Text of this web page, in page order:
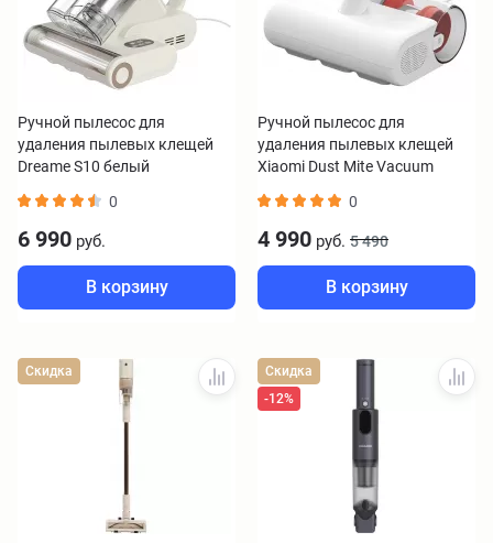
Ручной пылесос для
удаления пылевых клещей
Dreame S10 белый
0
6 990 руб.
В корзину
Ручной пылесос для
удаления пылевых клещей
Xiaomi Dust Mite Vacuum
0
4 990 руб. 5 490
В корзину
Скидка
Скидка
-12%